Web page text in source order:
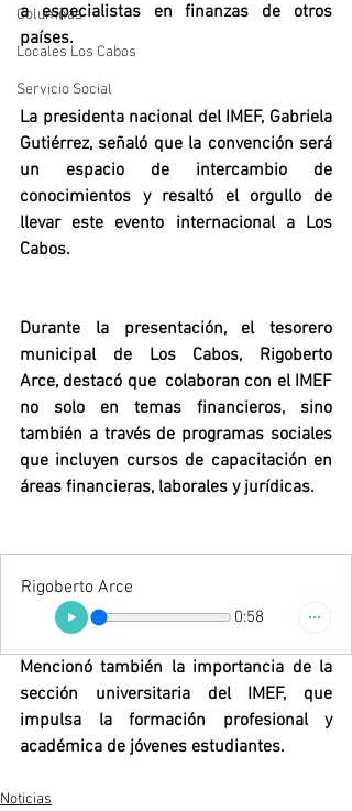
Columnas
Locales Los Cabos
Servicio Social
a especialistas en finanzas de otros
países.
La presidenta nacional del IMEF, Gabriela
Gutiérrez, señaló que la convención será
un espacio de intercambio de
conocimientos y resaltó el orgullo de
llevar este evento internacional a Los
Cabos.
Durante la presentación, el tesorero
municipal de Los Cabos, Rigoberto
Arce, destacó que  colaboran con el IMEF
no solo en temas financieros, sino
también a través de programas sociales
que incluyen cursos de capacitación en
áreas financieras, laborales y jurídicas.
Rigoberto Arce
0:58
Mencionó también la importancia de la
sección universitaria del IMEF, que
impulsa la formación profesional y
académica de jóvenes estudiantes.
Noticias